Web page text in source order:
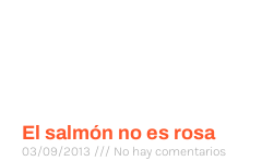
El salmón no es rosa
03/09/2013 No hay comentarios